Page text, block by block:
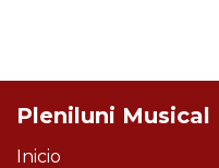
Pleniluni Musical
Inicio